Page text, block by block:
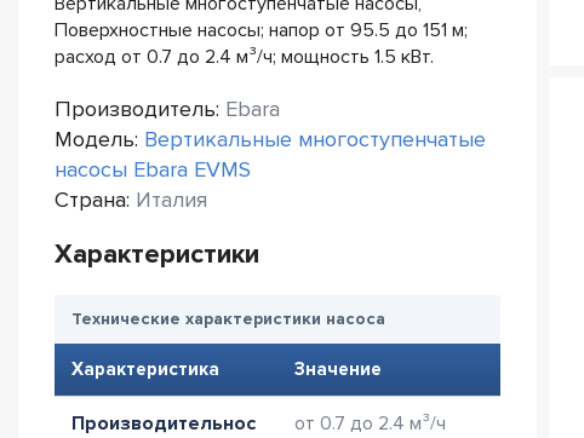
Поверхностные насосы; напор от 95.5 до 151 м;
расход от 0.7 до 2.4 м³/ч; мощность 1.5 кВт.
Производитель: Ebara
Модель: Вертикальные многоступенчатые
насосы Ebara EVMS
Страна: Италия
Характеристики
Технические характеристики насоса
Характеристика Значение
Производительнос
от 0.7 до 2.4 м³/ч